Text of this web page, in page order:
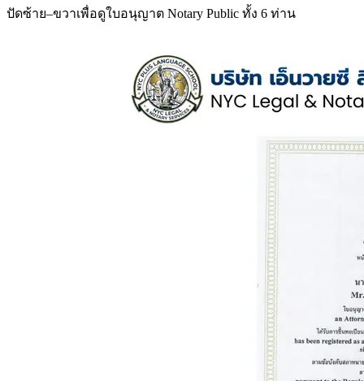
ปัดซ้าย–ขวาเพื่อดูใบอนุญาต Notary Public ทั้ง 6 ท่าน